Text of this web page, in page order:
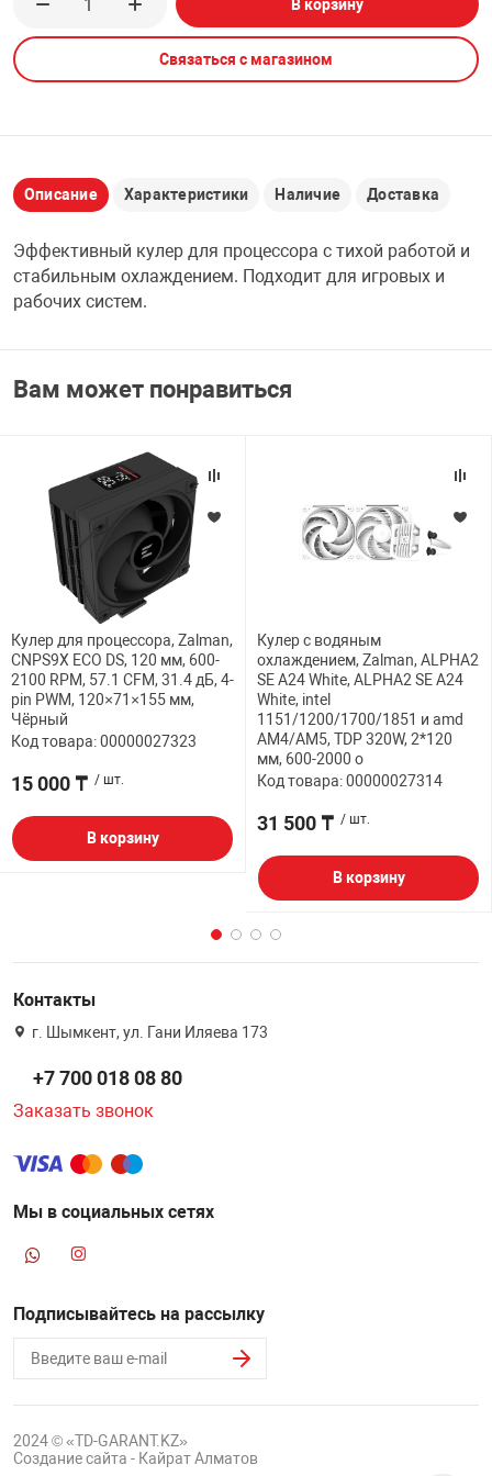
PCI АДАПТЕРЫ
USB
CARD RIDER
НАБОР ДЛЯ
CD-DVD ДИСКИ
В корзину
Связаться с магазином
Описание Характеристики Наличие Доставка
Эффективный кулер для процессора с тихой работой и
стабильным охлаждением. Подходит для игровых и
рабочих систем.
Вам может понравиться
Кулер для процессора, Zalman,
CNPS9X ECO DS, 120 мм, 600-
2100 RPM, 57.1 CFM, 31.4 дБ, 4-
pin PWM, 120×71×155 мм,
Чёрный
Код товара: 00000027323
15 000 ₸ / шт.
В корзину
Кулер с водяным
охлаждением, Zalman, ALPHA2
SE A24 White, ALPHA2 SE A24
White, intel
1151/1200/1700/1851 и amd
AM4/AM5, TDP 320W, 2*120
мм, 600-2000 о
Код товара: 00000027314
31 500 ₸ / шт.
В корзину
Контакты
г. Шымкент, ул. Гани Иляева 173
+7 700 018 08 80
Заказать звонок
Мы в социальных сетях
Подписывайтесь на рассылку
2024 © «TD-GARANT.KZ»
Создание сайта - Кайрат Алматов